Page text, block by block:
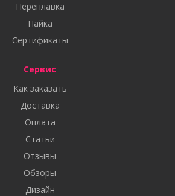
Переплавка
Пайка
Сертификаты
Сервис
Как заказать
Доставка
Оплата
Статьи
Отзывы
Обзоры
Дизайн